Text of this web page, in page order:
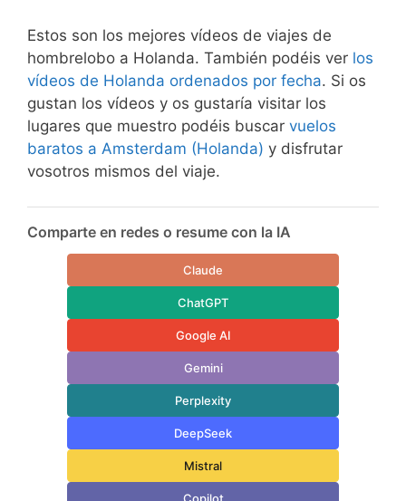
Estos son los mejores vídeos de viajes de
hombrelobo a Holanda. También podéis ver los
vídeos de Holanda ordenados por fecha. Si os
gustan los vídeos y os gustaría visitar los
lugares que muestro podéis buscar vuelos
baratos a Amsterdam (Holanda) y disfrutar
vosotros mismos del viaje.
Comparte en redes o resume con la IA
Claude
ChatGPT
Google AI
Gemini
Perplexity
DeepSeek
Mistral
Copilot